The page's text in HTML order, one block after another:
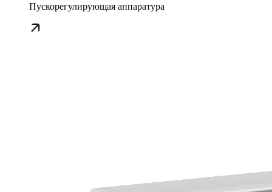
Пускорегулирующая аппаратура